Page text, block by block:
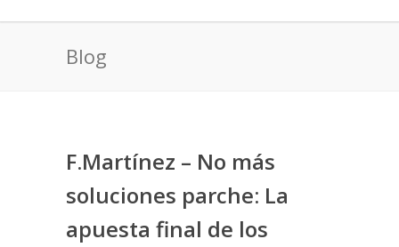
Blog
F.Martínez – No más
soluciones parche: La
apuesta final de los